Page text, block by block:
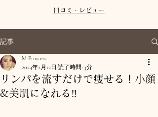
​口コミ・レビュー
記事
リンパを流すだけで痩せる！小顔
&美肌になれる‼︎
M Princess
2024年2月12日 読了時間: 3分